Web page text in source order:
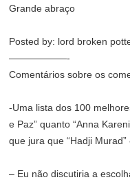
Grande abraço
Posted by: lord broken
——————-
Comentários sobre os
-Uma lista dos 100
e Paz” quanto “Anna
que jura que “Hadji
– Eu não discutiria a